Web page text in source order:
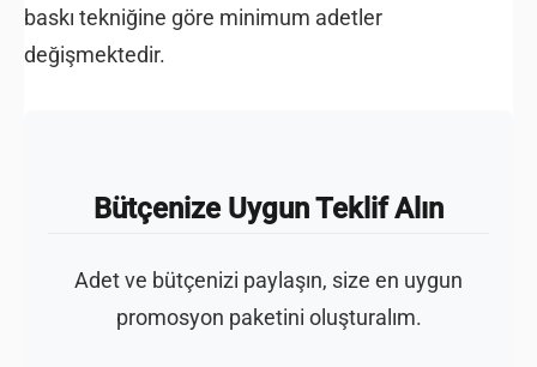
baskı tekniğine göre minimum adetler
değişmektedir.
Bütçenize Uygun Teklif Alın
Adet ve bütçenizi paylaşın, size en uygun
promosyon paketini oluşturalım.